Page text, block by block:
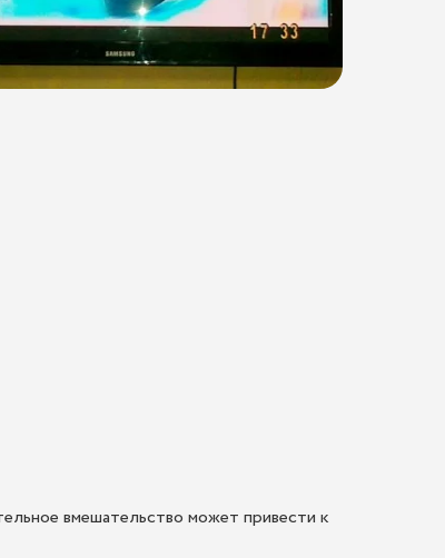
вмешательство может привести к